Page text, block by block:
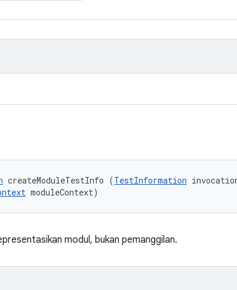
createModuleTestInfo (TestInformation
moduleContext)
modul, bukan pemanggilan.